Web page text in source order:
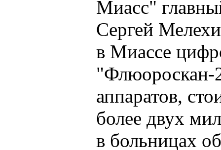
Миасс"
Сергей
в Миассе
"Флюороскан-
аппаратов,
более двух
в больницах